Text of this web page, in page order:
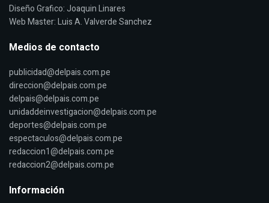
Diseño Grafico: Joaquin Linares
Web Master: Luis A. Valverde Sanchez
Medios de contacto
publicidad@delpais.com.pe
direccion@delpais.com.pe
delpais@delpais.com.pe
unidaddeinvestigacion@delpais.com.pe
deportes@delpais.com.pe
espectaculos@delpais.com.pe
redaccion1@delpais.com.pe
redaccion2@delpais.com.pe
Información